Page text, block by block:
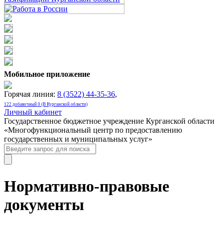
Мобильное приложение
Горячая линия: 8 (3522) 44-35-36,
122 добавочный 0 (В Курганской области)
Личный кабинет
Государственное бюджетное учреждение Курганской области
«Многофункциональный центр по предоставлению
государственных и муниципальных услуг»
Нормативно-правовые
документы